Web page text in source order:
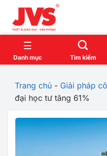
Danh mục Tìm kiếm
Trang chủ - Giải pháp
đại học tư tăng 61%